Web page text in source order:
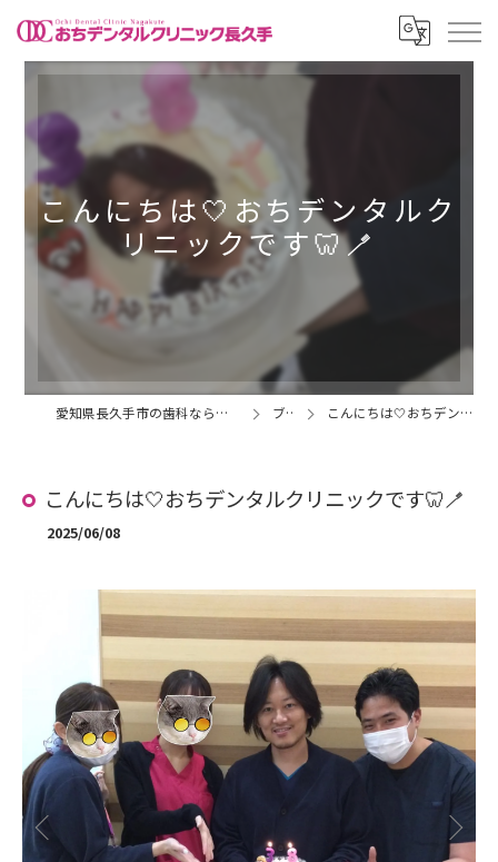
こんにちは🤍おちデンタルク
リニックです🦷🪥
愛知県長久手市の歯科ならおちデンタルクリニック長久手 ブログ こんにちは🤍おちデンタルクリニックです🦷🪥
こんにちは🤍おちデンタルクリニックです🦷🪥
2025/06/08